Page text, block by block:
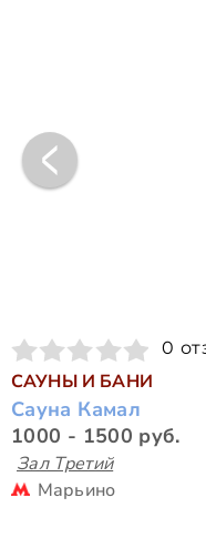
0
САУНЫ И БАНИ
Сауна Камал
1000 - 1500 руб.
Зал Третий
Марьино